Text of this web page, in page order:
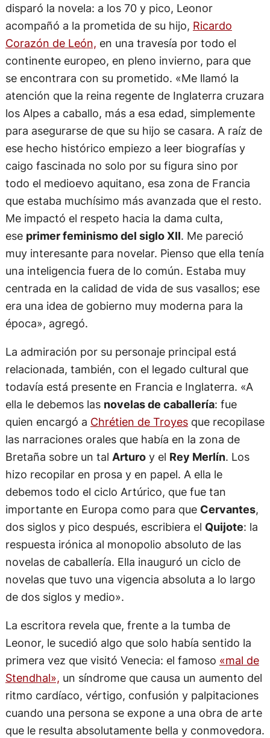
disparó la novela: a los 70 y pico, Leonor
acompañó a la prometida de su hijo, Ricardo
Corazón de León, en una travesía por todo el
continente europeo, en pleno invierno, para que
se encontrara con su prometido. «Me llamó la
atención que la reina regente de Inglaterra cruzara
los Alpes a caballo, más a esa edad, simplemente
para asegurarse de que su hijo se casara. A raíz de
ese hecho histórico empiezo a leer biografías y
caigo fascinada no solo por su figura sino por
todo el medioevo aquitano, esa zona de Francia
que estaba muchísimo más avanzada que el resto.
Me impactó el respeto hacia la dama culta,
ese primer feminismo del siglo XII. Me pareció
muy interesante para novelar. Pienso que ella tenía
una inteligencia fuera de lo común. Estaba muy
centrada en la calidad de vida de sus vasallos; ese
era una idea de gobierno muy moderna para la
época», agregó.
La admiración por su personaje principal está
relacionada, también, con el legado cultural que
todavía está presente en Francia e Inglaterra. «A
ella le debemos las novelas de caballería: fue
quien encargó a Chrétien de Troyesque recopilase
las narraciones orales que había en la zona de
Bretaña sobre un tal Arturoy el Rey Merlín. Los
hizo recopilar en prosa y en papel. A ella le
debemos todo el ciclo Artúrico, que fue tan
importante en Europa como para que Cervantes,
dos siglos y pico después, escribiera el Quijote: la
respuesta irónica al monopolio absoluto de las
novelas de caballería. Ella inauguró un ciclo de
novelas que tuvo una vigencia absoluta a lo largo
de dos siglos y medio».
La escritora revela que, frente a la tumba de
Leonor, le sucedió algo que solo había sentido la
primera vez que visitó Venecia: el famoso «mal de
Stendhal», un síndrome que causa un aumento del
ritmo cardíaco, vértigo, confusión y palpitaciones
cuando una persona se expone a una obra de arte
que le resulta absolutamente bella y conmovedora.